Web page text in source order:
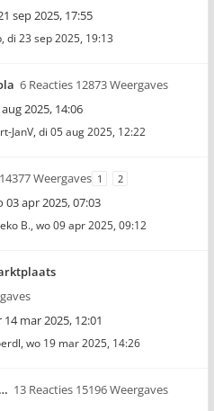
sep 2025, 17:55
, di 23 sep 2025, 19:13
6 Reacties 12873 Weergaves
2025, 14:06
JanV, di 05 aug 2025, 12:22
Weergaves 1 2
03 apr 2025, 07:03
B., wo 09 apr 2025, 09:12
14 mar 2025, 12:01
, wo 19 mar 2025, 14:26
13 Reacties 15196 Weergaves